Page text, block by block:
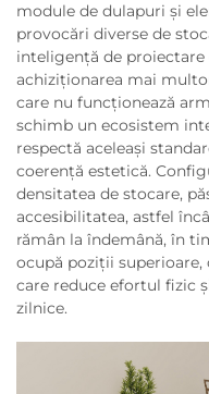
module de dulapuri și
provocări diverse de
inteligență de
achiziționarea mai
care nu funcționează
schimb un ecosistem
respectă aceleași
coerență estetică.
densitatea de stocare,
accesibilitatea, astfel
rămân la îndemână, în
ocupă poziții
care reduce efortul fizic
zilnice.